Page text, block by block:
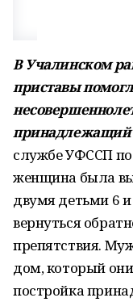
В Учалинском
приставы
службе УФССП по
женщина была
двумя детьми 6 и
вернуться
препятствия.
дом, который
постройка